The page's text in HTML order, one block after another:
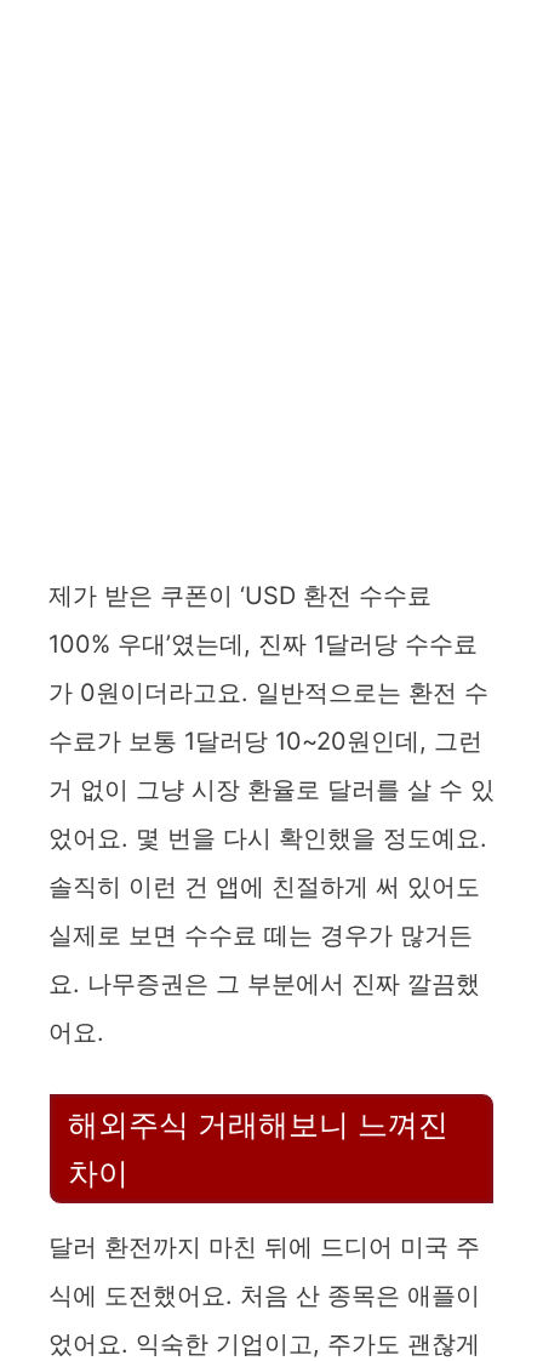
제가 받은 쿠폰이 ‘USD 환전 수수료
100% 우대’였는데, 진짜 1달러당 수수료
가 0원이더라고요. 일반적으로는 환전 수
수료가 보통 1달러당 10~20원인데, 그런
거 없이 그냥 시장 환율로 달러를 살 수 있
었어요. 몇 번을 다시 확인했을 정도예요.
솔직히 이런 건 앱에 친절하게 써 있어도
실제로 보면 수수료 떼는 경우가 많거든
요. 나무증권은 그 부분에서 진짜 깔끔했
어요.
해외주식 거래해보니 느껴진
차이
달러 환전까지 마친 뒤에 드디어 미국 주
식에 도전했어요. 처음 산 종목은 애플이
었어요. 익숙한 기업이고, 주가도 괜찮게